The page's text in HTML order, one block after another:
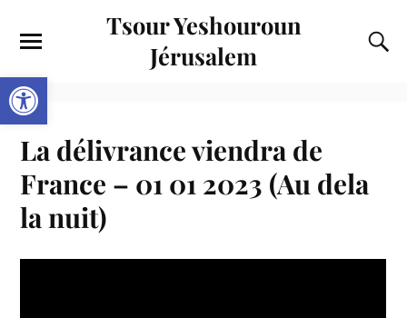
Ouvrir la barre d’outils
Tsour Yeshouroun
Jérusalem
La délivrance viendra de
France – 01 01 2023 (Au dela
la nuit)